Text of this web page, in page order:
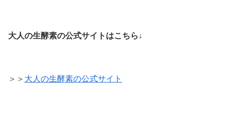
大人の生酵素の公式サイトはこちら↓
＞＞ 大人の生酵素の公式サイト